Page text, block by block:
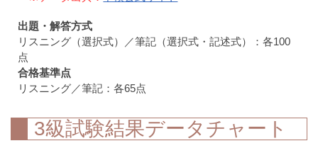
出題・解答方式
リスニング（選択式）／筆記（選択式・記述式）：各100
点
合格基準点
リスニング／筆記：各65点
3級試験結果データチャート